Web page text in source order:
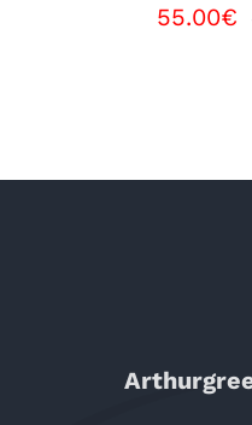
55.00€